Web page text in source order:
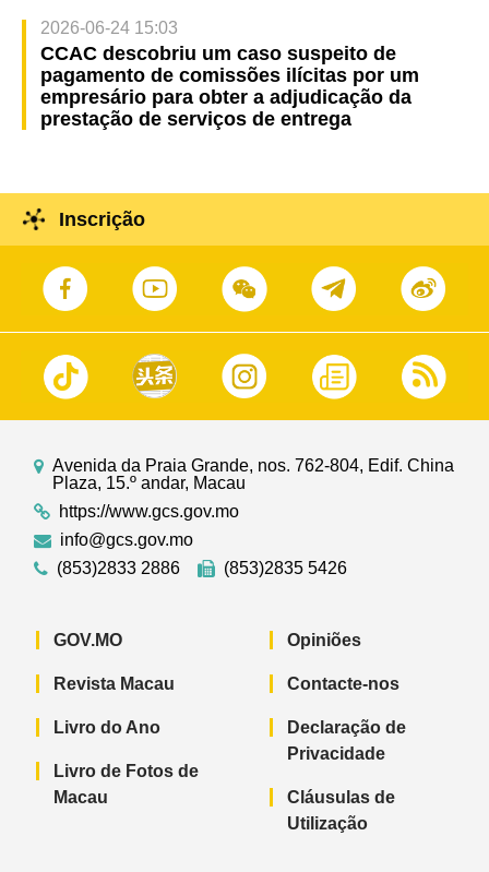
2026-06-24 15:03
CCAC descobriu um caso suspeito de
pagamento de comissões ilícitas por um
empresário para obter a adjudicação da
prestação de serviços de entrega
Inscrição
Avenida da Praia Grande, nos. 762-804, Edif. China
Plaza, 15.º andar, Macau
https://www.gcs.gov.mo
info@gcs.gov.mo
(853)2833 2886
(853)2835 5426
GOV.MO
Revista Macau
Livro do Ano
Livro de Fotos de
Macau
Opiniões
Contacte-nos
Declaração de
Privacidade
Cláusulas de
Utilização